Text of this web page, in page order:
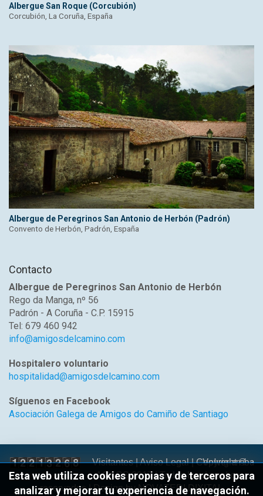
Albergue San Roque (Corcubión)
Corcubión, La Coruña, España
Albergue de Peregrinos San Antonio de Herbón (Padrón)
Convento de Herbón, Padrón, España
Contacto
Albergue de Peregrinos San Antonio de Herbón
Rego da Manga, nº 56
Padrón - A Coruña - C.P. 15915
Tel: 679 460 942
info@amigosdelcamino.com
Hospitalero voluntario
hospitalidad@amigosdelcamino.com
Síguenos en Facebook
Asociación Galega de Amigos do Camiño de Santiago
Volver arriba
Visitantes |Aviso Legal| Copyright ©
AGACS 2017 | Todos los derechos
reservados | Design byNOVATEDI DIXITAL
Esta web utiliza cookies propias y de terceros para
analizar y mejorar tu experiencia de navegación.